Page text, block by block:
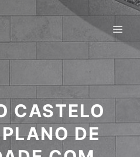
CASTELO
DE